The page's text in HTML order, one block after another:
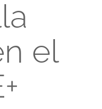
el